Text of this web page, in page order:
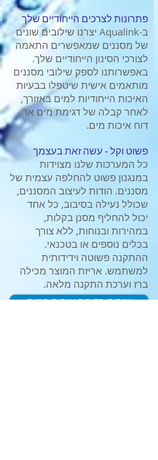
פתרונות לצרכים הייחודיים שלך
ב-Aqualink יצרנו שילובים שונים
של מסננים שמאפשרים התאמה
לצורכי הסינון הייחודיים שלך.
באפשרותנו לספק שילובי מסננים
מותאמים אישית שיטפלו בבעיות
האיכות הייחודיות למים באזורך,
לאחר קבלה של דגימת מים או
דוח איכות מים.
פשוט וקל - עשה זאת בעצמך
כל המערכות שלנו מצוידות
במנגנון פשוט להחלפה עצמית של
מסננים. הודות לעיצוב המסננים,
שכולל נעילה בסיבוב, כל אחד
יכול להחליף מסנן בקלות,
במהירות ובנוחות, ללא צורך
בכלים נוספים או בטכנאי.
ההתקנה פשוטה וידידותית
למשתמש. אריזת המוצר מכילה
ברז וערכת התקנה מלאה.
שירות בדיקת איכות המים